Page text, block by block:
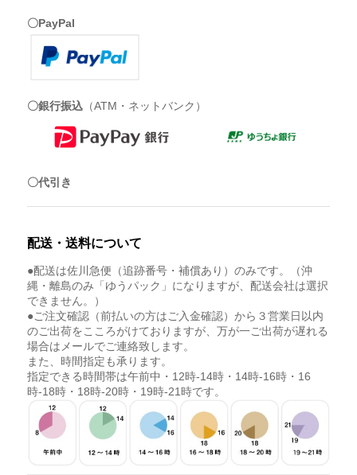
〇PayPal
〇銀行振込 （ATM・ネットバンク）
〇代引き
配送・送料について
●配送は佐川急便（追跡番号・補償あり）のみです。（沖
縄・離島のみ「ゆうパック」になりますが、配送会社は選択
できません。）
●ご注文確認（前払いの方はご入金確認）から３営業日以内
のご出荷をこころがけておりますが、万が一ご出荷が遅れる
場合はメールでご連絡致します。
また、時間指定も承ります。
指定できる時間帯は午前中・12時-14時・14時-16時・16
時-18時・18時-20時・19時-21時です。